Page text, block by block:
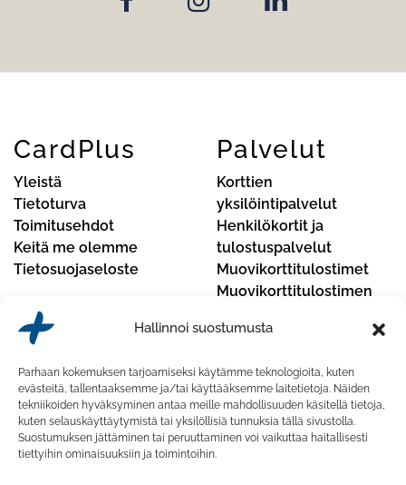
Hallinnoi suostumusta
Parhaan kokemuksen tarjoamiseksi käytämme teknologioita, kuten
evästeitä, tallentaaksemme ja/tai käyttääksemme laitetietoja. Näiden
tekniikoiden hyväksyminen antaa meille mahdollisuuden käsitellä tietoja,
kuten selauskäyttäytymistä tai yksilöllisiä tunnuksia tällä sivustolla.
Suostumuksen jättäminen tai peruuttaminen voi vaikuttaa haitallisesti
tiettyihin ominaisuuksiin ja toimintoihin.
CardPlus
Yleistä
Tietoturva
Toimitusehdot
Keitä me olemme
Tietosuojaseloste
Palvelut
Korttien
yksilöintipalvelut
Henkilökortit ja
tulostuspalvelut
Muovikorttitulostimet
Muovikorttitulostimen
Yhteystiedot
CardPlus Oy
Koskelontie 23 F, 02920 Espoo, Finland
Puhelinnumero:020 741 7430